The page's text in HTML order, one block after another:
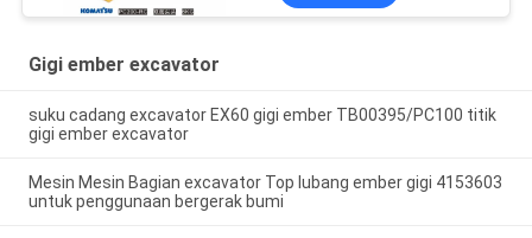
Gigi ember excavator
suku cadang excavator EX60 gigi ember TB00395/PC100 titik
gigi ember excavator
Mesin Mesin Bagian excavator Top lubang ember gigi 4153603
untuk penggunaan bergerak bumi